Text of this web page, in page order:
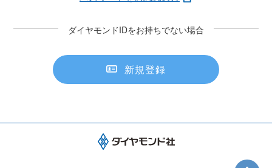
ダイヤモンドIDをお持ちでない場合
新規登録